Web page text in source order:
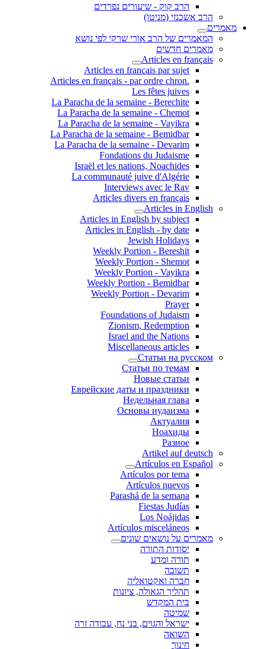
הרב קוק - שיעורים נפרדים
הרב אשכנזי (מניטו)
מאמרים
המאמרים של הרב אורי שרקי לפי נושא
מאמרים חדשים
Articles en français
Articles en français par sujet
.Articles en français - par ordre chron
Les fêtes juives
La Paracha de la semaine - Berechite
La Paracha de la semaine - Chemot
La Paracha de la semaine - Vayikra
La Paracha de la semaine - Bemidbar
La Paracha de la semaine - Devarim
Fondations du Judaisme
Israël et les nations, Noachides
La communauté juive d'Algérie
Interviews avec le Rav
Articles divers en français
Articles in English
Articles in English by subject
Articles in English - by date
Jewish Holidays
Weekly Portion - Bereshit
Weekly Portion - Shemot
Weekly Portion - Vayikra
Weekly Portion - Bemidbar
Weekly Portion - Devarim
Prayer
Foundations of Judaism
Zionism, Redemption
Israel and the Nations
Miscellaneous articles
Статьи на русском
Статьи по темам
Новые статьи
Еврейские даты и праздники
Недельная глава
Основы иудаизма
Актуалия
Ноахиды
Разное
Artikel auf deutsch
Artículos en Español
Artículos por tema
Artículos nuevos
Parashá de la semana
Fiestas Judías
Los Noájidas
Artículos misceláneos
מאמרים על נושאים שונים
יסודות התורה
תורה ומדע
תשובה
חברה ואקטואליה
תהליך הגאולה, ציונות
בית המקדש
שמיטה
ישראל והגוים, בני נח, עבודה זרה
השואה
חינוך